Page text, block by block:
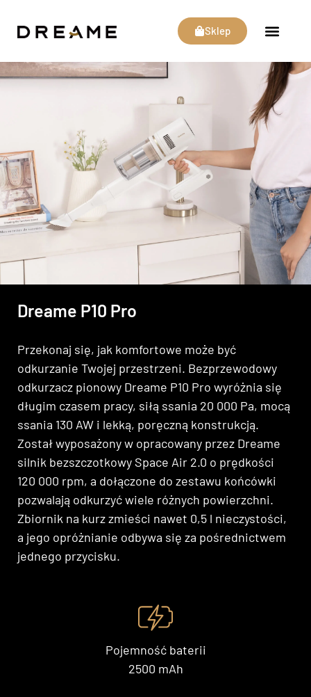
Sklep
Dreame P10 Pro
Przekonaj się, jak komfortowe może być
odkurzanie Twojej przestrzeni. Bezprzewodowy
odkurzacz pionowy Dreame P10 Pro wyróżnia się
długim czasem pracy, siłą ssania 20 000 Pa, mocą
ssania 130 AW i lekką, poręczną konstrukcją.
Został wyposażony w opracowany przez Dreame
silnik bezszczotkowy Space Air 2.0 o prędkości
120 000 rpm, a dołączone do zestawu końcówki
pozwalają odkurzyć wiele różnych powierzchni.
Zbiornik na kurz zmieści nawet 0,5 l nieczystości,
a jego opróżnianie odbywa się za pośrednictwem
jednego przycisku.
Pojemność baterii
2500 mAh